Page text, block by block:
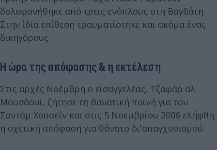
δολοφονήθηκε από τρεις ενόπλους στη Βαγδάτη.
Στην ίδια επίθεση τραυματίστηκε και ακόμα ένας
δικηγόρους.
Η ώρα της απόφασης & η εκτέλεση
Στις αρχές Νοέμβρη ο εισαγγελέας, Τζαφάρ αλ
Μουσάουι, ζήτησε τη θανατική ποινή για τον
Σαντάμ Χουσεΐν και στις 5 Νοεμβρίου 2006 ελήφθη
η σχετική απόφαση για θάνατο δι'απαγχονισμού.